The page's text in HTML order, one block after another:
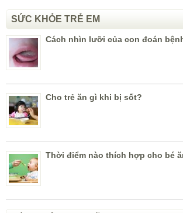
SỨC KHỎE TRẺ EM
Cách nhìn lưỡi của con đoán
Cho trẻ ăn gì khi bị sốt?
Thời điểm nào thích hợp cho bé